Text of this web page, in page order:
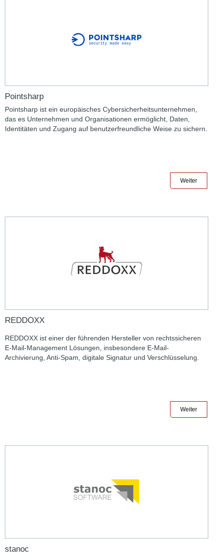
Pointsharp
Pointsharp ist ein europäisches Cybersicherheitsunternehmen,
das es Unternehmen und Organisationen ermöglicht, Daten,
Identitäten und Zugang auf benutzerfreundliche Weise zu sichern.
Weiter
REDDOXX
REDDOXX ist einer der führenden Hersteller von rechtssicheren
E-Mail-Management Lösungen, insbesondere E-Mail-
Archivierung, Anti-Spam, digitale Signatur und Verschlüsselung.
Weiter
stanoc